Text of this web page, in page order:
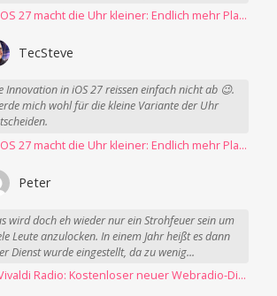
→ iOS 27 macht die Uhr kleiner: Endlich mehr Platz fürs Hintergrundbild
TecSteve
Innovation in iOS 27 reissen einfach nicht ab 😉.
mich wohl für die kleine Variante der Uhr
→ iOS 27 macht die Uhr kleiner: Endlich mehr Platz fürs Hintergrundbild
Peter
wird doch eh wieder nur ein Strohfeuer sein um
Leute anzulocken. In einem Jahr heißt es dann
Dienst wurde eingestellt, da zu wenig...
→ Vivaldi Radio: Kostenloser neuer Webradio-Dienst mit Fokus auf Datenschutz